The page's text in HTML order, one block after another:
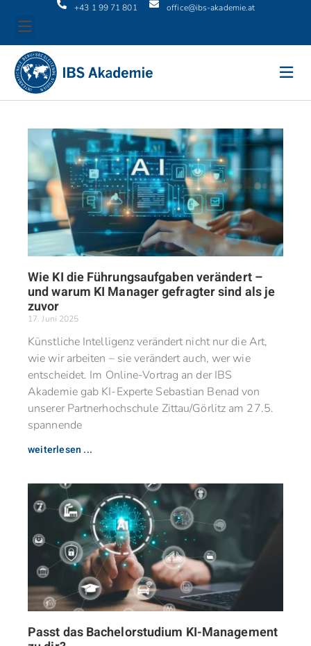
+43 1 99 71 801 office@ibs-akademie.at
Wie KI die Führungsaufgaben verändert –
und warum KI Manager gefragter sind als je
zuvor
17. Juni 2025
Künstliche Intelligenz verändert nicht nur die Art,
wie wir arbeiten – sie verändert auch, wer wie
entscheidet. Im Online-Vortrag an der IBS
Akademie gab KI-Experte Sebastian Benad von
unserer Partnerhochschule Zittau/Görlitz am 27.5.
spannende
weiterlesen ...
Passt das Bachelorstudium KI-Management